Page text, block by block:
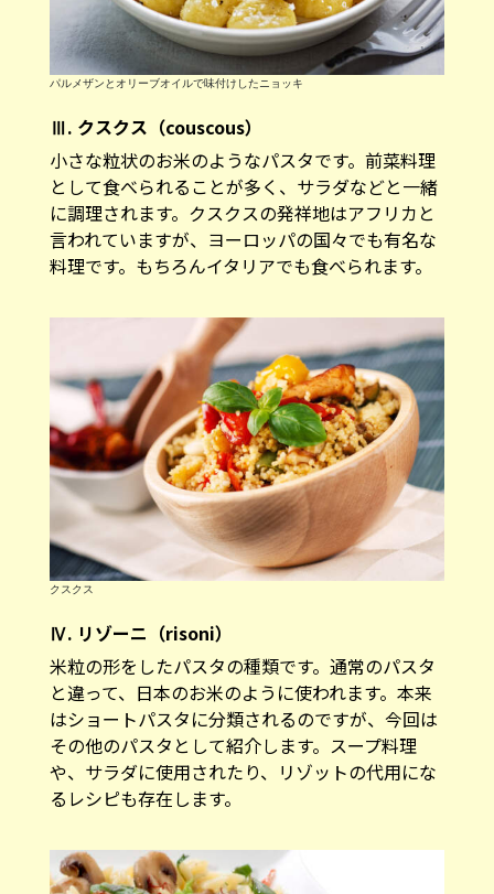
パルメザンとオリーブオイルで味付けしたニョッキ
Ⅲ. クスクス（couscous）
小さな粒状のお米のようなパスタです。前菜料理
として食べられることが多く、サラダなどと一緒
に調理されます。クスクスの発祥地はアフリカと
言われていますが、ヨーロッパの国々でも有名な
料理です。もちろんイタリアでも食べられます。
クスクス
Ⅳ. リゾーニ（risoni）
米粒の形をしたパスタの種類です。通常のパスタ
と違って、日本のお米のように使われます。本来
はショートパスタに分類されるのですが、今回は
その他のパスタとして紹介します。スープ料理
や、サラダに使用されたり、リゾットの代用にな
るレシピも存在します。